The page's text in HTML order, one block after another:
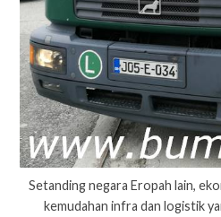
Setanding negara Eropah lain,
kemudahan infra dan logistik